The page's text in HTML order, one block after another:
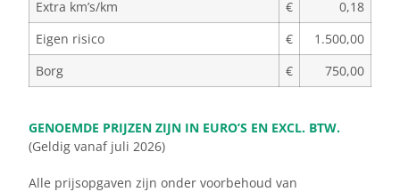
Extra km’s/km €
0,18
Eigen risico
€
1.500,00
Borg
€ 750,00
GENOEMDE PRIJZEN ZIJN IN EURO’S EN EXCL. BTW.
(Geldig vanaf juli 2026)
Alle prijsopgaven zijn onder voorbehoud van